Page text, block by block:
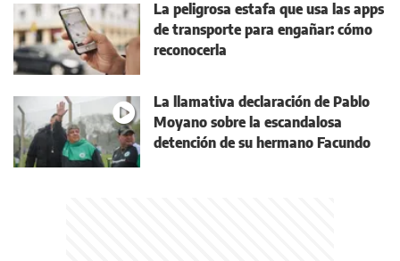
La peligrosa estafa que usa las apps
de transporte para engañar: cómo
reconocerla
La llamativa declaración de Pablo
Moyano sobre la escandalosa
detención de su hermano Facundo